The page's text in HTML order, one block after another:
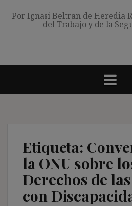
Por Ignasi Beltran de Heredia
del Trabajo y de la
Etiqueta:
la ONU sobre
Derechos de
con